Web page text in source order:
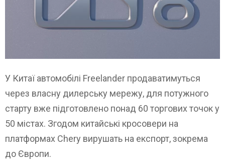
У Китаї автомобілі Freelander продаватимуться
через власну дилерську мережу, для потужного
старту вже підготовлено понад 60 торгових точок у
50 містах. Згодом китайські кросовери на
платформах Chery вирушать на експорт, зокрема
до Європи.